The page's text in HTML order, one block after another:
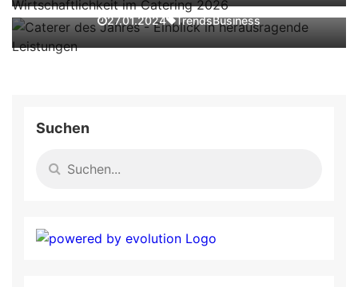
27.01.2024 TrendsBusiness
Suchen